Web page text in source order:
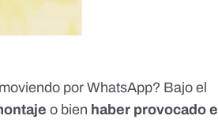
por WhatsApp? Bajo el
o bien haber provocado el